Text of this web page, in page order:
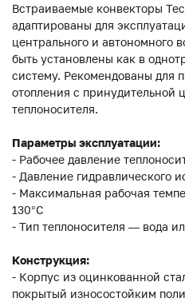
Встраиваемые конвекторы
адаптированы для
центрального и автономного
быть установлены как в
систему. Рекомендованы для
отопления с принудительной
теплоносителя.
Параметры эксплуатации:
- Рабочее давление
- Давление гидравлического
- Максимальная рабочая
130°С
- Тип теплоносителя — вода
Конструкция:
- Корпус из оцинкованной
покрытый износостойким